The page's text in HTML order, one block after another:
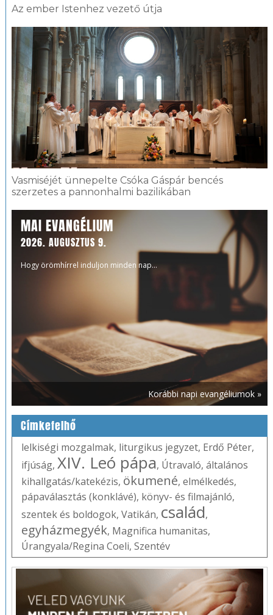
Az ember Istenhez vezető útja
Vasmiséjét ünnepelte Csóka Gáspár bencés
szerzetes a pannonhalmi bazilikában
MAI EVANGÉLIUM
2026. AUGUSZTUS 9.
Hogy örömhírrel induljon minden nap...
Korábbi napi evangéliumok »
Címkefelhő
lelkiségi mozgalmak, liturgikus jegyzet, Erdő Péter,
ifjúság, XIV. Leó pápa, Útravaló, általános
kihallgatás/katekézis, ökumené, elmélkedés,
pápaválasztás (konklávé), könyv- és filmajánló,
szentek és boldogok, Vatikán, család,
egyházmegyék, Magnifica humanitas,
Úrangyala/Regina Coeli, Szentév